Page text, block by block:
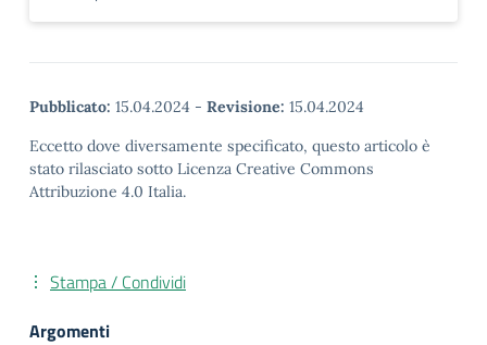
Pubblicato: 15.04.2024 - Revisione: 15.04.2024
Eccetto dove diversamente specificato, questo articolo è
stato rilasciato sotto Licenza Creative Commons
Attribuzione 4.0 Italia.
Stampa / Condividi
Argomenti